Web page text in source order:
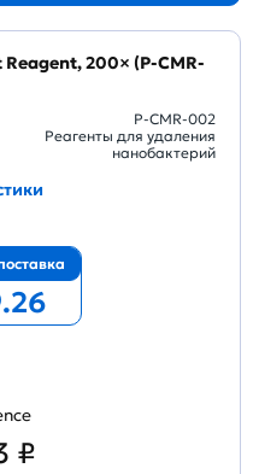
200× (P-CMR-
P-CMR-002
Реагенты для удаления
нанобактерий
₽